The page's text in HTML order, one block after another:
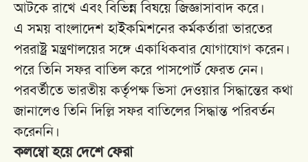
আটকে রাখে এবং বিভিন্ন বিষয়ে জিজ্ঞাসাবাদ করে।
এ সময় বাংলাদেশ হাইকমিশনের কর্মকর্তারা ভারতের
পররাষ্ট্র মন্ত্রণালয়ের সঙ্গে একাধিকবার যোগাযোগ করেন।
পরে তিনি সফর বাতিল করে পাসপোর্ট ফেরত নেন।
পরবর্তীতে ভারতীয় কর্তৃপক্ষ ভিসা দেওয়ার সিদ্ধান্তের কথা
জানালেও তিনি দিল্লি সফর বাতিলের সিদ্ধান্ত পরিবর্তন
করেননি।
কলম্বো হয়ে দেশে ফেরা